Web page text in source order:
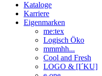
Kataloge
Karriere
Eigenmarken
me:tex
Logisch Öko
mmmhh...
Cool and Fresh
LOGO & [I´KU]